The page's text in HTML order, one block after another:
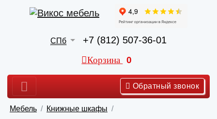
СПб +7 (812) 507-36-01
Корзина 0
Обратный звонок
Мебель Книжные шкафы